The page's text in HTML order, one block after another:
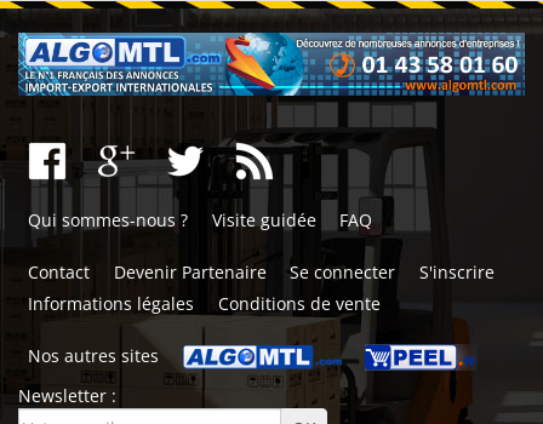
Qui sommes-nous ? Visite guidée FAQ
Contact Devenir Partenaire Se connecter
S'inscrire
Informations légales
Conditions de vente
Nos autres sites
Newsletter :